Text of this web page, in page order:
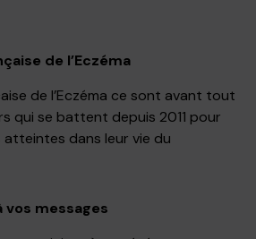
de l’Eczéma
de l’Eczéma ce sont avant tout
qui se battent depuis 2011 pour
atteintes dans leur vie du
vos messages